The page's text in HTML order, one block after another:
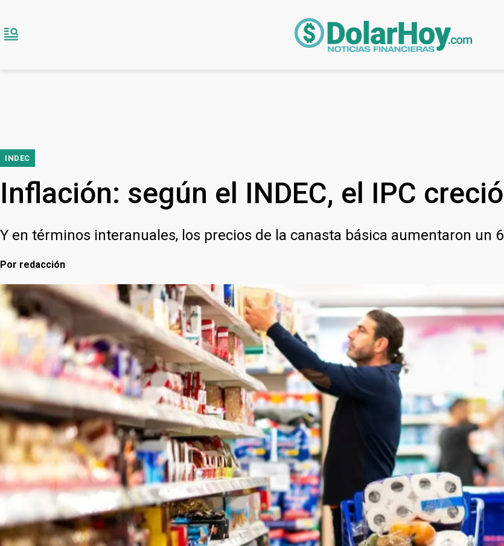
INDEC
Inflación: según el INDEC, el IPC
Y en términos interanuales, los precios de la canasta básica aumentaron un
Por redacción